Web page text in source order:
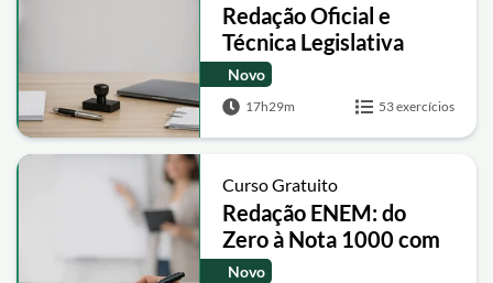
Redação Oficial e
Técnica Legislativa
Novo
17h29m 53 exercícios
Curso Gratuito
Redação ENEM: do
Zero à Nota 1000 com
Modelos e Intervenção
Novo